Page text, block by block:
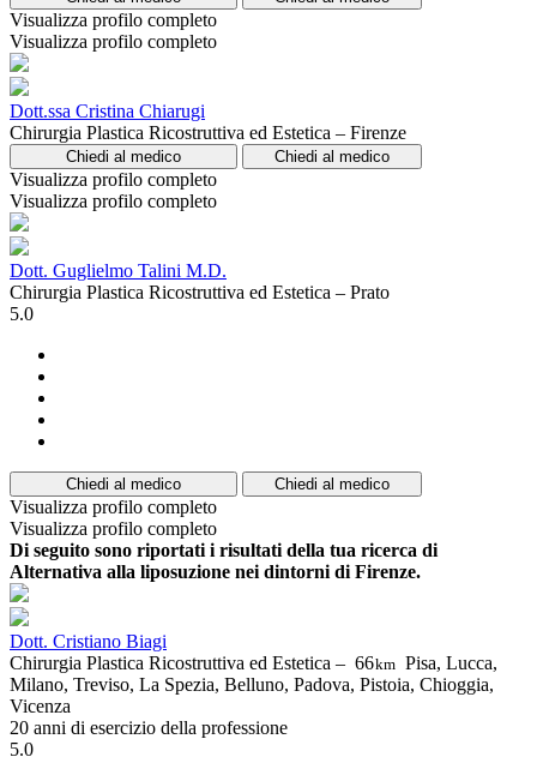
Visualizza profilo completo
Visualizza profilo completo
Dott.ssa Cristina Chiarugi
Chirurgia Plastica Ricostruttiva ed Estetica – Firenze
Chiedi al medico Chiedi al medico
Visualizza profilo completo
Visualizza profilo completo
Dott. Guglielmo Talini M.D.
Chirurgia Plastica Ricostruttiva ed Estetica – Prato
5.0
Chiedi al medico Chiedi al medico
Visualizza profilo completo
Visualizza profilo completo
Di seguito sono riportati i risultati della tua ricerca di
Alternativa alla liposuzione nei dintorni di Firenze.
Dott. Cristiano Biagi
Chirurgia Plastica Ricostruttiva ed Estetica – 66km Pisa, Lucca,
Milano, Treviso, La Spezia, Belluno, Padova, Pistoia, Chioggia,
Vicenza
20 anni di esercizio della professione
5.0